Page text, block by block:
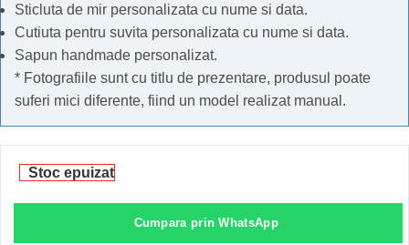
Sticluta de mir personalizata cu nume si data.
Cutiuta pentru suvita personalizata cu nume si data.
Sapun handmade personalizat.
* Fotografiile sunt cu titlu de prezentare, produsul poate
suferi mici diferente, fiind un model realizat manual.
Stoc epuizat
Cumpara prin WhatsApp